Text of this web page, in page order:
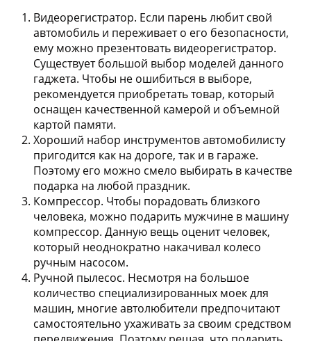
Видеорегистратор. Если парень любит свой
автомобиль и переживает о его безопасности,
ему можно презентовать видеорегистратор.
Существует большой выбор моделей данного
гаджета. Чтобы не ошибиться в выборе,
рекомендуется приобретать товар, который
оснащен качественной камерой и объемной
картой памяти.
Хороший набор инструментовавтомобилисту
пригодится как на дороге, так и в гараже.
Поэтому его можно смело выбирать в качестве
подарка на любой праздник.
Компрессор. Чтобы порадовать близкого
человека, можно подарить мужчине в машину
компрессор. Данную вещь оценит человек,
который неоднократно накачивал колесо
ручным насосом.
Ручной пылесос. Несмотря на большое
количество специализированных моек для
машин, многие автолюбители предпочитают
самостоятельно ухаживать за своим средством